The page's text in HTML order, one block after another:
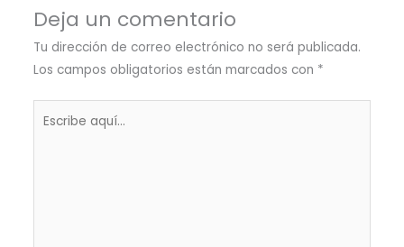
Deja un comentario
Tu dirección de correo electrónico no será publicada.
Los campos obligatorios están marcados con *